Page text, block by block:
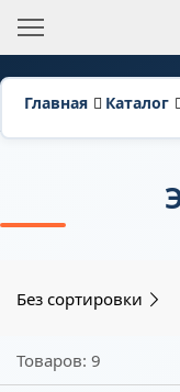
Главная Каталог
Без сортировки
Товаров: 9